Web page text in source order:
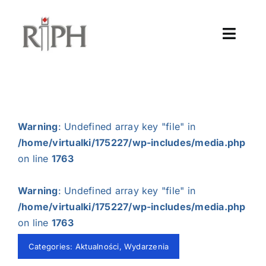
zawartości
O IZBIE
PROJEKTY
CZŁONKOSTWO
Warning: Undefined array key "file" in
/home/virtualki/175227/wp-includes/media.php
on line 1763
Warning: Undefined array key "file" in
/home/virtualki/175227/wp-includes/media.php
on line 1763
Categories: Aktualności, Wydarzenia